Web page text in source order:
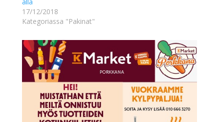
17/12/2018
Kategoriassa "Pakinat"